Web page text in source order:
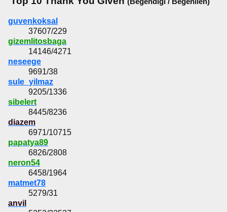
guvenkoksal
37607/229
gizemlitosbaga
14146/4271
neseege
9691/38
sule_yilmaz
9205/1336
sibelert
8445/8236
diazem
6971/10715
papatya89
6826/2808
neron54
6458/1964
matmet78
5279/31
anvil